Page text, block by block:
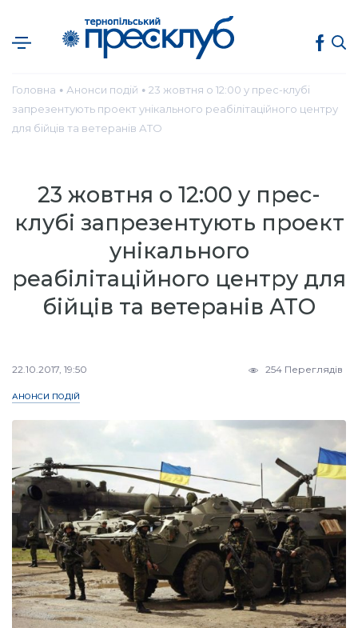
Головна ● Анонси подій ● 23 жовтня о 12:00 у прес-клубі
запрезентують проект унікального реабілітаційного центру
для бійців та ветеранів АТО
23 жовтня о 12:00 у прес-
клубі запрезентують проект
унікального
реабілітаційного центру для
бійців та ветеранів АТО
22.10.2017, 19:50 254 Переглядів
АНОНСИ ПОДІЙ